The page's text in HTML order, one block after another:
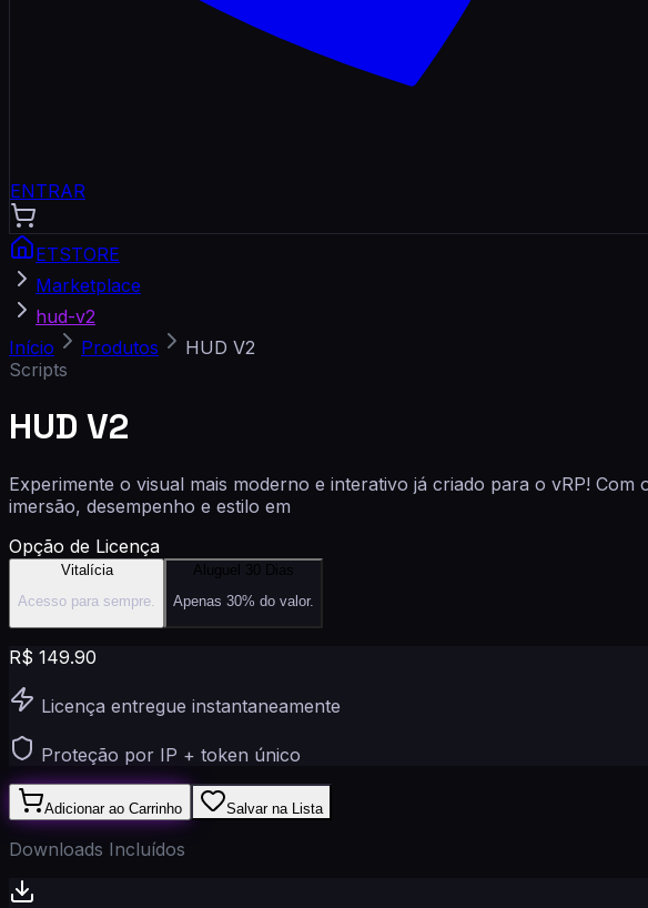
ENTRAR
ETSTORE
Marketplace
hud-v2
Início
Produtos
HUD V2
Scripts
HUD V2
Experimente o visual mais moderno e interativo já criado para o vRP!
imersão, desempenho e estilo em
Opção de Licença
Vitalícia
Acesso para sempre.
Aluguel 30 Dias
Apenas 30% do valor.
R$ 149.90
Licença entregue instantaneamente
Proteção por IP + token único
Adicionar ao Carrinho Salvar na Lista
Downloads Incluídos